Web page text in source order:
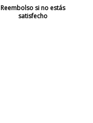
Reembolso si no estás
satisfecho